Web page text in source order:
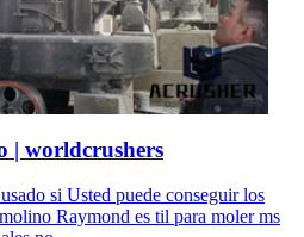
| worldcrushers
si Usted puede conseguir los
Raymond es til para moler ms